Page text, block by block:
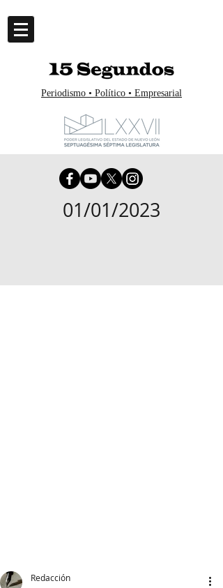
Periodismo • Político • Empresarial
01/01/2023
Redacción